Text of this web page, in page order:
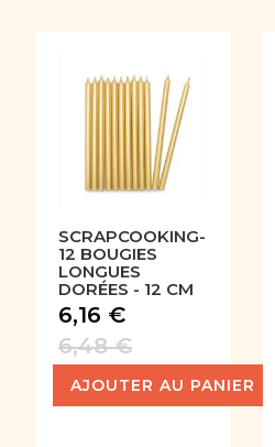
SCRAPCOOKING-
12 BOUGIES
LONGUES
DORÉES - 12 CM
6,16 €
6,48 €
AJOUTER AU PANIER